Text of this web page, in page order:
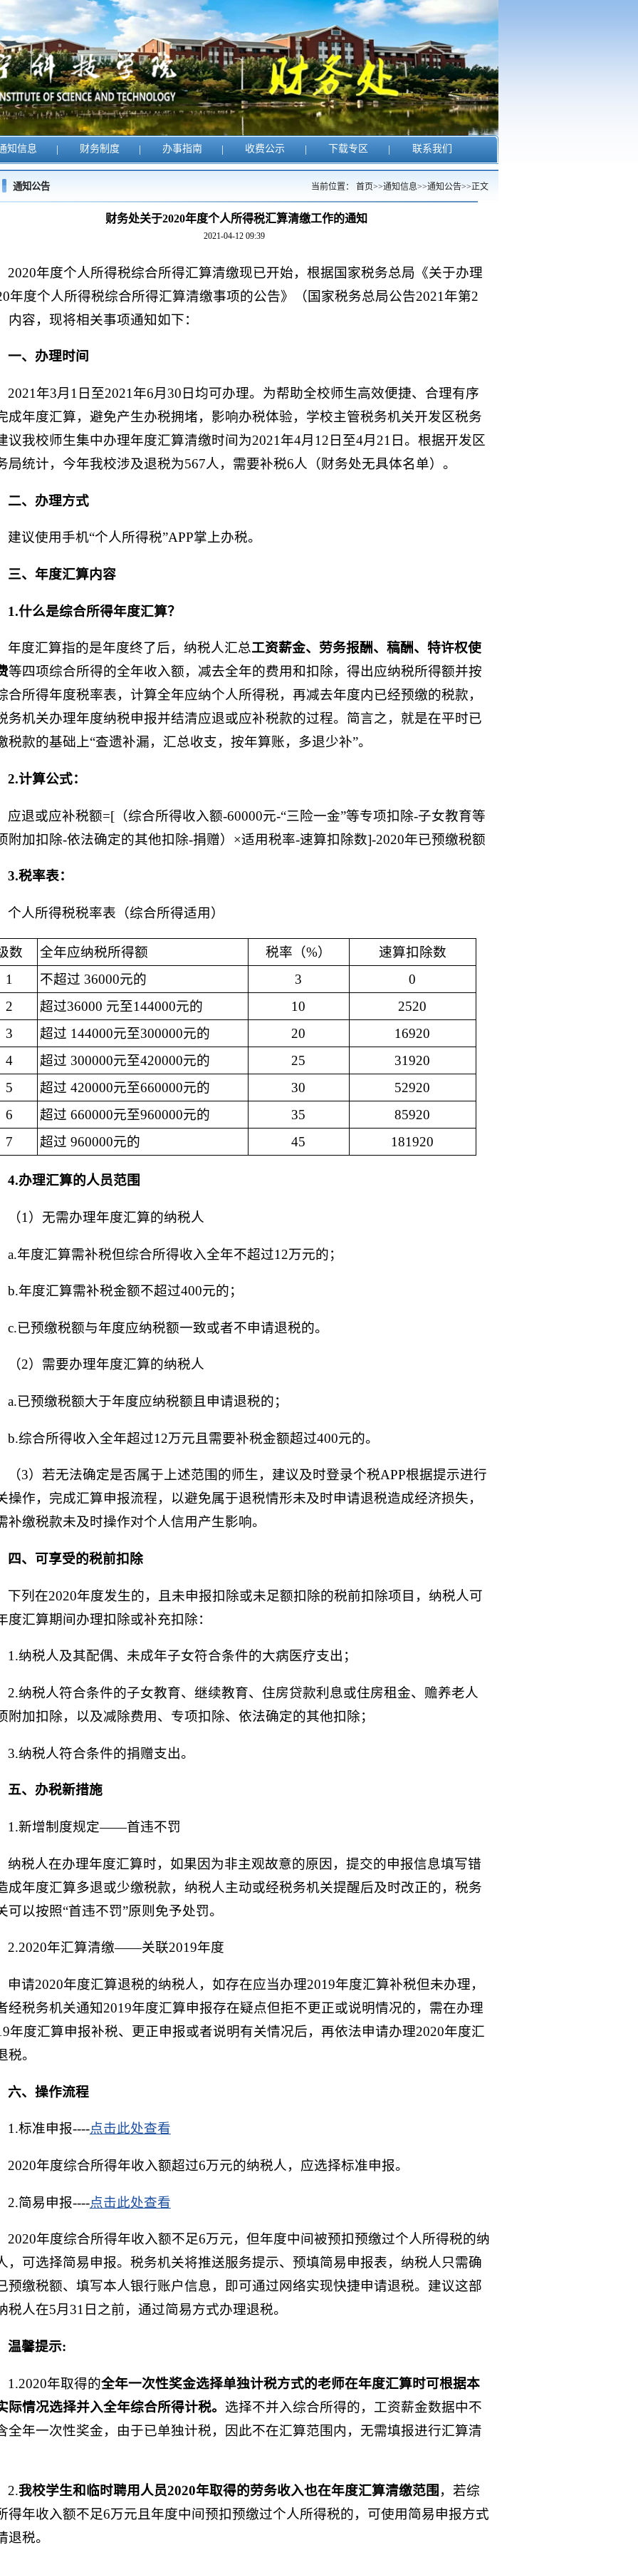
知信息 | 财务制度 | 办事指南 | 收费公示 | 下载专区 | 联系我们
通知公告 当前位置： 首页>>通知信息>>通知公告>>正文
财务处关于2020年度个人所得税汇算清缴工作的通知
2021-04-12 09:39
2020年度个人所得税综合所得汇算清缴现已开始，根据国家税务总局《关于办理
年度个人所得税综合所得汇算清缴事项的公告》（国家税务总局公告2021年第2
内容，现将相关事项通知如下：
一、办理时间
2021年3月1日至2021年6月30日均可办理。为帮助全校师生高效便捷、合理有序
成年度汇算，避免产生办税拥堵，影响办税体验，学校主管税务机关开发区税务
议我校师生集中办理年度汇算清缴时间为2021年4月12日至4月21日。根据开发区
局统计，今年我校涉及退税为567人，需要补税6人（财务处无具体名单）。
二、办理方式
建议使用手机“个人所得税”APP掌上办税。
三、年度汇算内容
1.什么是综合所得年度汇算？
年度汇算指的是年度终了后，纳税人汇总工资薪金、劳务报酬、稿酬、特许权使
等四项综合所得的全年收入额，减去全年的费用和扣除，得出应纳税所得额并按
合所得年度税率表，计算全年应纳个人所得税，再减去年度内已经预缴的税款，
务机关办理年度纳税申报并结清应退或应补税款的过程。简言之，就是在平时已
税款的基础上“查遗补漏，汇总收支，按年算账，多退少补”。
2.计算公式：
应退或应补税额=[（综合所得收入额-60000元-“三险一金”等专项扣除-子女教育等
附加扣除-依法确定的其他扣除-捐赠）×适用税率-速算扣除数]-2020年已预缴税额
3.税率表：
个人所得税税率表（综合所得适用）
数 全年应纳税所得额 税率（%）
速算扣除数
1
不超过 36000元的 3
0
2
超过36000 元至144000元的 10
2520
3
超过 144000元至300000元的 20
16920
4
超过 300000元至420000元的 25
31920
5
超过 420000元至660000元的 30
52920
6
超过 660000元至960000元的 35
85920
7
超过 960000元的 45 181920
4.办理汇算的人员范围
（1）无需办理年度汇算的纳税人
a.年度汇算需补税但综合所得收入全年不超过12万元的；
b.年度汇算需补税金额不超过400元的；
c.已预缴税额与年度应纳税额一致或者不申请退税的。
（2）需要办理年度汇算的纳税人
a.已预缴税额大于年度应纳税额且申请退税的；
b.综合所得收入全年超过12万元且需要补税金额超过400元的。
（3）若无法确定是否属于上述范围的师生，建议及时登录个税APP根据提示进行
操作，完成汇算申报流程，以避免属于退税情形未及时申请退税造成经济损失，
补缴税款未及时操作对个人信用产生影响。
四、可享受的税前扣除
下列在2020年度发生的，且未申报扣除或未足额扣除的税前扣除项目，纳税人可
度汇算期间办理扣除或补充扣除：
1.纳税人及其配偶、未成年子女符合条件的大病医疗支出；
2.纳税人符合条件的子女教育、继续教育、住房贷款利息或住房租金、赡养老人
附加扣除，以及减除费用、专项扣除、依法确定的其他扣除；
3.纳税人符合条件的捐赠支出。
五、办税新措施
1.新增制度规定——首违不罚
纳税人在办理年度汇算时，如果因为非主观故意的原因，提交的申报信息填写错
成年度汇算多退或少缴税款，纳税人主动或经税务机关提醒后及时改正的，税务
可以按照“首违不罚”原则免予处罚。
2.2020年汇算清缴——关联2019年度
申请2020年度汇算退税的纳税人，如存在应当办理2019年度汇算补税但未办理，
经税务机关通知2019年度汇算申报存在疑点但拒不更正或说明情况的，需在办理
年度汇算申报补税、更正申报或者说明有关情况后，再依法申请办理2020年度汇
税。
六、操作流程
1.标准申报----点击此处查看
2020年度综合所得年收入额超过6万元的纳税人，应选择标准申报。
2.简易申报----点击此处查看
2020年度综合所得年收入额不足6万元，但年度中间被预扣预缴过个人所得税的纳
，可选择简易申报。税务机关将推送服务提示、预填简易申报表，纳税人只需确
预缴税额、填写本人银行账户信息，即可通过网络实现快捷申请退税。建议这部
税人在5月31日之前，通过简易方式办理退税。
温馨提示:
1.2020年取得的全年一次性奖金选择单独计税方式的老师在年度汇算时可根据本
际情况选择并入全年综合所得计税。 选择不并入综合所得的，工资薪金数据中不
全年一次性奖金，由于已单独计税，因此不在汇算范围内，无需填报进行汇算清
2.我校学生和临时聘用人员2020年取得的劳务收入也在年度汇算清缴范围 ，若综
得年收入额不足6万元且年度中间预扣预缴过个人所得税的，可使用简易申报方式
退税。